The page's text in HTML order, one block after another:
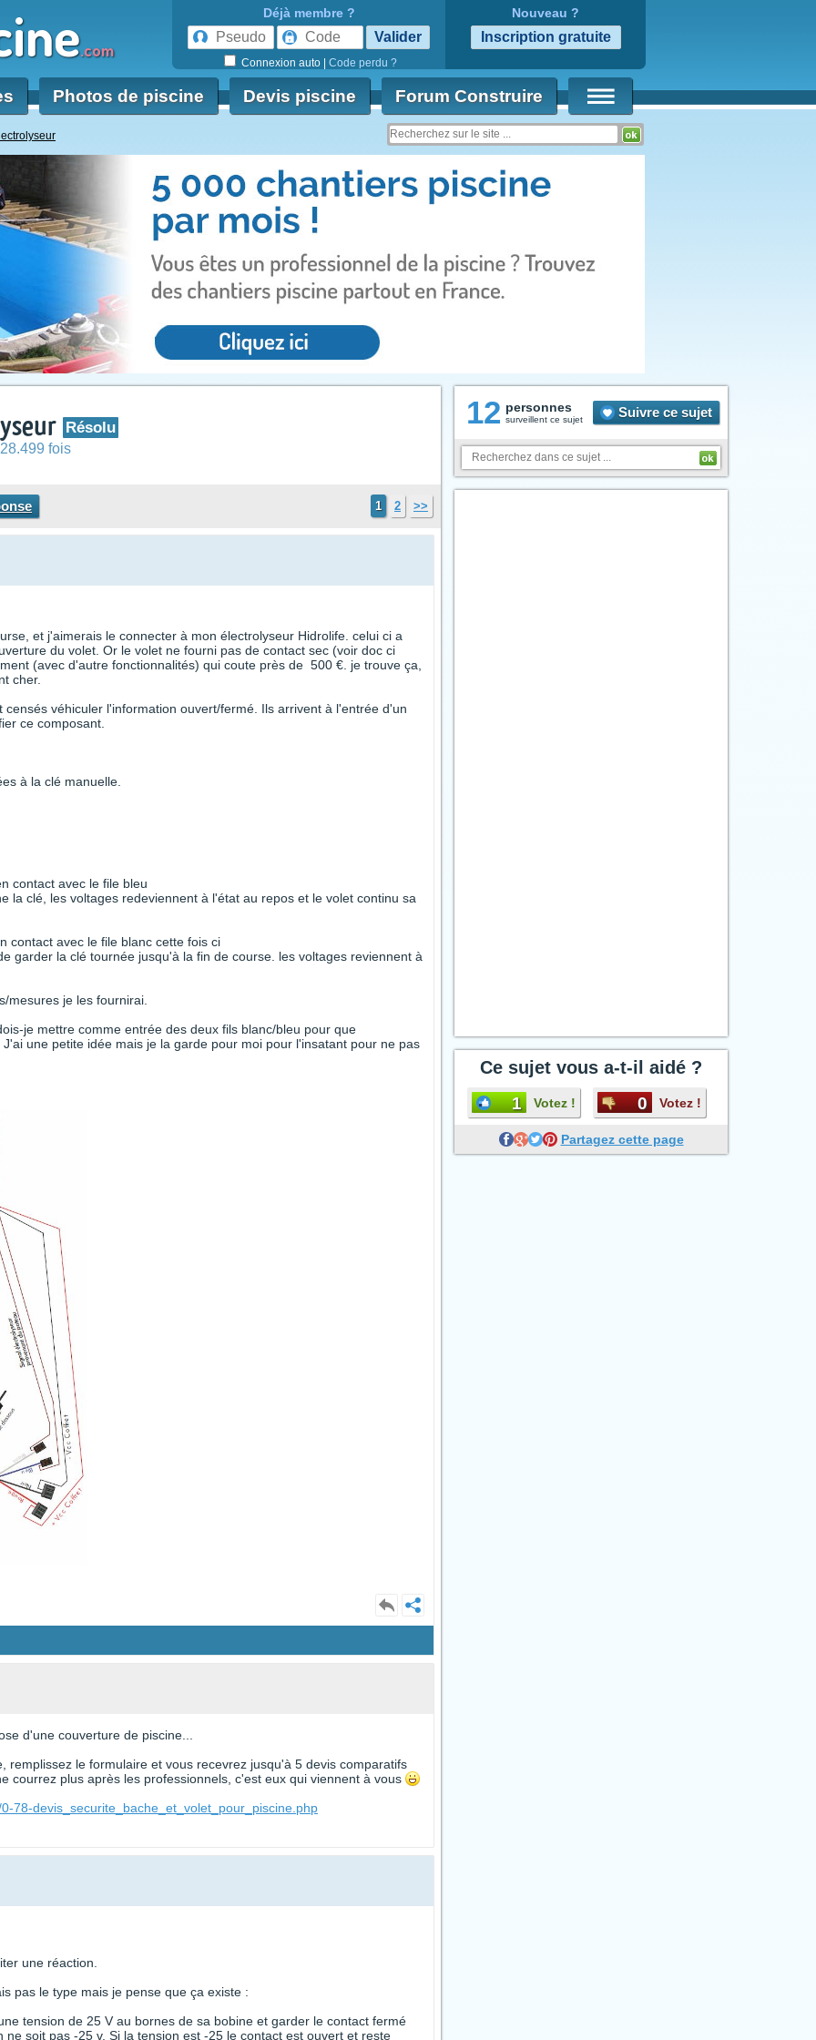
.com
Déjà membre ?
Connexion auto Code perdu ?
Nouveau ?
Photos de piscine Devis piscine Forum Construire
Résolu
fois
1 2 >>
et j'aimerais le connecter à mon électrolyseur Hidrolife. celui ci a
du volet. Or le volet ne fourni pas de contact sec (voir doc ci
(avec d'autre fonctionnalités) qui coute près de 500 €. je trouve ça,
cher.
véhiculer l'information ouvert/fermé. Ils arrivent à l'entrée d'un
ce composant.
à la clé manuelle.
contact avec le file bleu
la clé, les voltages redeviennent à l'état au repos et le volet continu sa
contact avec le file blanc cette fois ci
garder la clé tournée jusqu'à la fin de course. les voltages reviennent à
mesures je les fournirai.
je mettre comme entrée des deux fils blanc/bleu pour que
une petite idée mais je la garde pour moi pour l'insatant pour ne pas
d'une couverture de piscine...
remplissez le formulaire et vous recevrez jusqu'à 5 devis comparatifs
courrez plus après les professionnels, c'est eux qui viennent à vous
78-devis_securite_bache_et_volet_pour_piscine.php
une réaction.
pas le type mais je pense que ça existe :
tension de 25 V au bornes de sa bobine et garder le contact fermé
soit pas -25 v. Si la tension est -25 le contact est ouvert et reste
12 personnes
surveillent ce sujet Suivre ce sujet
Ce sujet vous a-t-il aidé ?
1 Votez ! 0 Votez !
Partagez cette page